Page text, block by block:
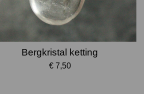
Bergkristal ketting
€ 7,50